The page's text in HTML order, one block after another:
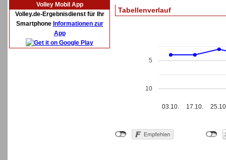
Volley Mobil App
Volley.de-Ergebnisdienst für Ihr
Smartphone Informationen zur
App
Tabellenverlauf
03.10. 17.10.
5
10